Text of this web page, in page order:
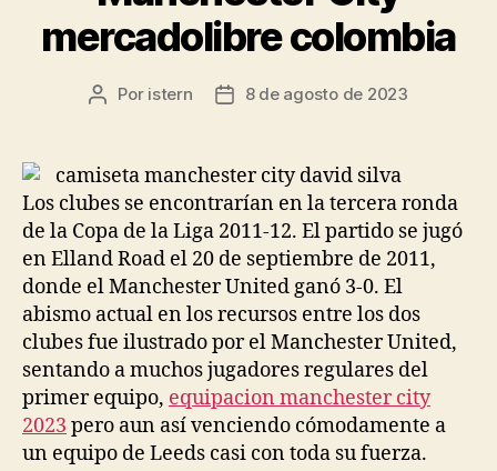
mercadolibre colombia
Autor
entrada
Por istern
Fecha
entrada
8 de agosto de 2023
Los clubes se encontrarían en la tercera ronda
de la Copa de la Liga 2011-12. El partido se jugó
en Elland Road el 20 de septiembre de 2011,
donde el Manchester United ganó 3-0. El
abismo actual en los recursos entre los dos
clubes fue ilustrado por el Manchester United,
sentando a muchos jugadores regulares del
primer equipo, equipacion manchester city
2023 pero aun así venciendo cómodamente a
un equipo de Leeds casi con toda su fuerza.